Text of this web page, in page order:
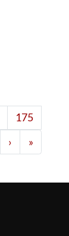
175
› Page 180
»